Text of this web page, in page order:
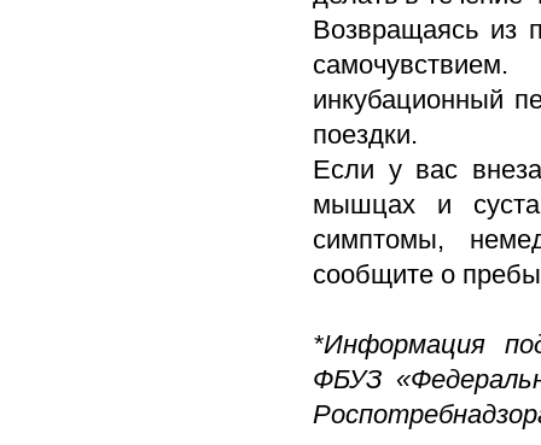
Возвращаясь из
инкубационный
поездки.
Если у вас
мышцах и
симптомы,
сообщите о
*Информация
ФБУЗ